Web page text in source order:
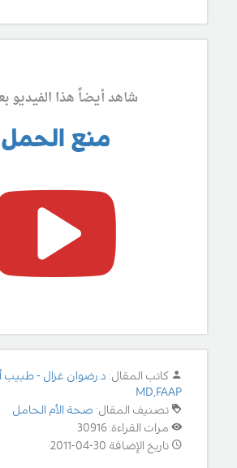
شاهد أيضاً هذا الفيديو
منع الحمل
كاتب المقال: د.رضوان غزال - طبيب
MD,FAAP
تصنيف المقال: صحة الأم الحامل
مرات القراءة: 30916
تاريخ الإضافة 30-04-2011